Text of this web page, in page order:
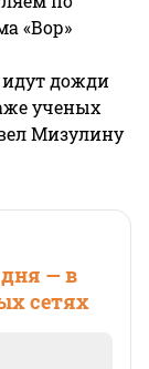
«Вор»
дожди
ученых
Мизулину
— в
сетях